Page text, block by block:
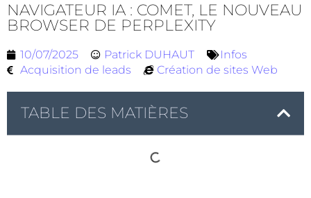
NAVIGATEUR IA : COMET, LE NOUVEAU
BROWSER DE PERPLEXITY
10/07/2025 Patrick DUHAUT
Infos
Acquisition de leads
Création de sites Web
TABLE DES MATIÈRES